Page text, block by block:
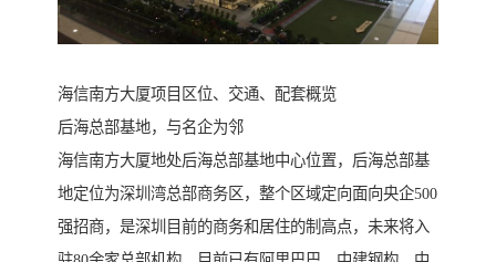
海信南方大厦项目区位、交通、配套概览
后海总部基地，与名企为邻
海信南方大厦地处后海总部基地中心位置，后海总部基
地定位为深圳湾总部商务区，整个区域定向面向央企500
强招商，是深圳目前的商务和居住的制高点，未来将入